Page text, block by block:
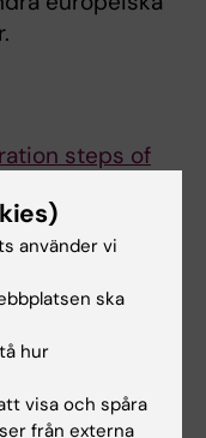
steps of
V, Khawaja
Rorbach J.
10 januari
68274-3.
använder vi
ska
hur
visa och spåra
från externa